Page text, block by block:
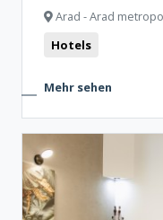
Arad - Arad
Hotels
Mehr sehen